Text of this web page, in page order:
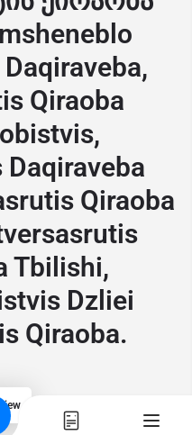
Qiraoba
Qiraoba
Tbilishi,
Dzliei
Qiraoba.